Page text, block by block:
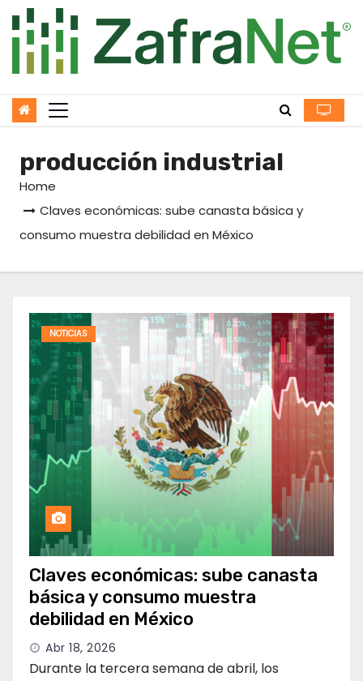
to
content
producción industrial
Home
Claves económicas: sube canasta básica y
consumo muestra debilidad en México
NOTICIAS
Claves económicas: sube canasta
básica y consumo muestra
debilidad en México
Abr 18, 2026
Durante la tercera semana de abril, los